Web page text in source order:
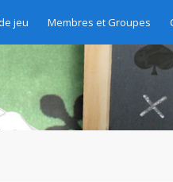
jeu Membres et Groupes
2020